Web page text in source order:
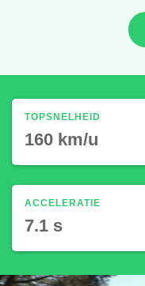
TOPSNELHEID
160 km/u
ACCELERATIE
7.1 s